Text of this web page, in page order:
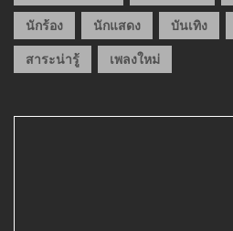
นักร้อง นักแสดง บันเทิง
สาระน่ารู้ เพลงใหม่